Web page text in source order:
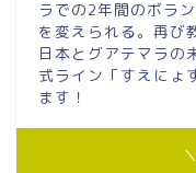
ラでの2年間のボラ
を変えられる。再び
日本とグアテマラの
式ライン「すえにょ
ます！